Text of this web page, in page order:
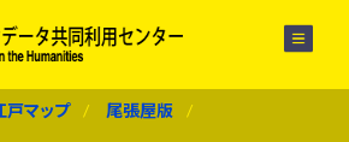
戸マップ 尾張屋版